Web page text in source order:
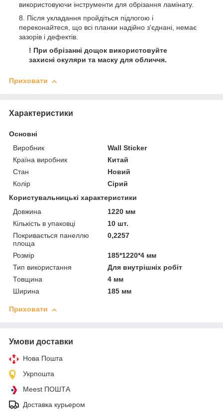
використовуючи інструменти для обрізання ламінату.
Після укладання пройдіться підлогою і
переконайтеся, що всі планки надійно з'єднані, немає
зазорів і дефектів.
! При обрізанні дощок використовуйте
захисні окуляри та маску для обличчя.
Приховати
Характеристики
Основні
Виробник
Wall Sticker
Країна виробник
Китай
Стан
Новий
Колір
Сірий
Користувальницькі характеристики
Довжина
1220 мм
Кількість в упаковці
10 шт.
Покривається панеллю
площа
0,2257
Розмір
185*1220*4 мм
Тип використання
Для внутрішніх робіт
Товщина
4 мм
Ширина
185 мм
Приховати
Умови доставки
Нова Пошта
Укрпошта
Meest ПОШТА
Доставка курьером